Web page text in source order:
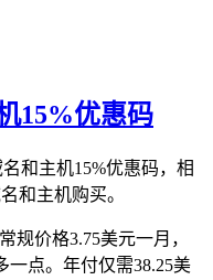
15%优惠码
和主机15%优惠码，相
和主机购买。
规价格3.75美元一月，
一点。年付仅需38.25美